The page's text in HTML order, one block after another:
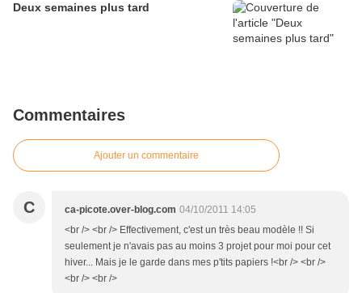
Deux semaines plus tard
Commentaires
Ajouter un commentaire
C ca-picote.over-blog.com 04/10/2011 14:05
<br /> <br /> Effectivement, c'est un très beau modèle !! Si
seulement je n'avais pas au moins 3 projet pour moi pour cet
hiver... Mais je le garde dans mes p'tits papiers !<br /> <br />
<br /> <br />